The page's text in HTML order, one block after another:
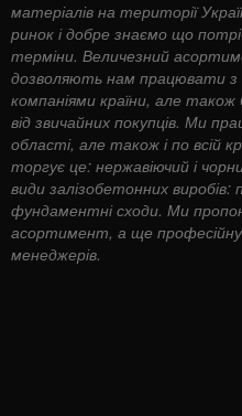
матеріалів на території
ринок і добре знаємо що
терміни. Величезний
дозволяють нам працювати з
компаніями країни, але
від звичайних покупців. Ми
області, але також і по всій
торгує це: нержавіючий і
види залізобетонних
фундаментні сходи. Ми
асортимент, а ще
менеджерів.